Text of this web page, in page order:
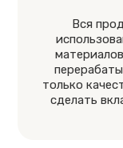
Вся
только
сделать